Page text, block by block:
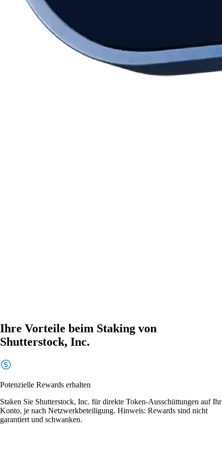
Ihre Vorteile beim Staking von
Shutterstock, Inc.
Potenzielle Rewards erhalten
Staken Sie Shutterstock, Inc. für direkte Token-Ausschüttungen auf Ihr
Konto, je nach Netzwerkbeteiligung. Hinweis: Rewards sind nicht
garantiert und schwanken.